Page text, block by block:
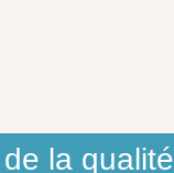
la qualité